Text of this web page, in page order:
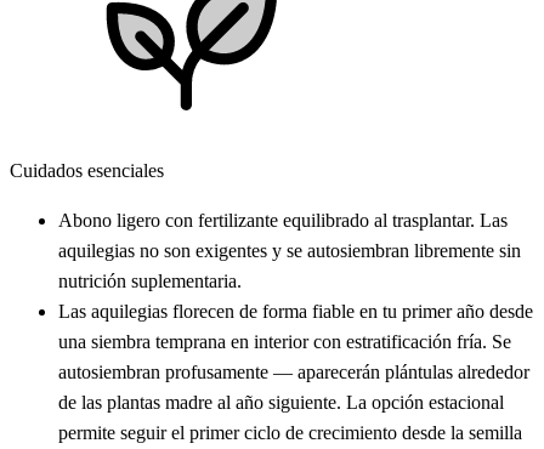
Cuidados esenciales
Abono ligero con fertilizante equilibrado al trasplantar. Las
aquilegias no son exigentes y se autosiembran libremente sin
nutrición suplementaria.
Las aquilegias florecen de forma fiable en tu primer año desde
una siembra temprana en interior con estratificación fría. Se
autosiembran profusamente — aparecerán plántulas alrededor
de las plantas madre al año siguiente. La opción estacional
permite seguir el primer ciclo de crecimiento desde la semilla